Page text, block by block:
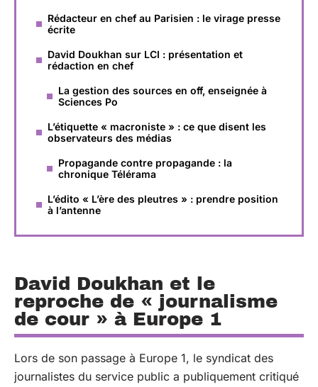
Rédacteur en chef au Parisien : le virage presse
écrite
David Doukhan sur LCI : présentation et
rédaction en chef
La gestion des sources en off, enseignée à
Sciences Po
L’étiquette « macroniste » : ce que disent les
observateurs des médias
Propagande contre propagande : la
chronique Télérama
L’édito « L’ère des pleutres » : prendre position
à l’antenne
David Doukhan et le
reproche de « journalisme
de cour » à Europe 1
Lors de son passage à Europe 1, le syndicat des
journalistes du service public a publiquement critiqué